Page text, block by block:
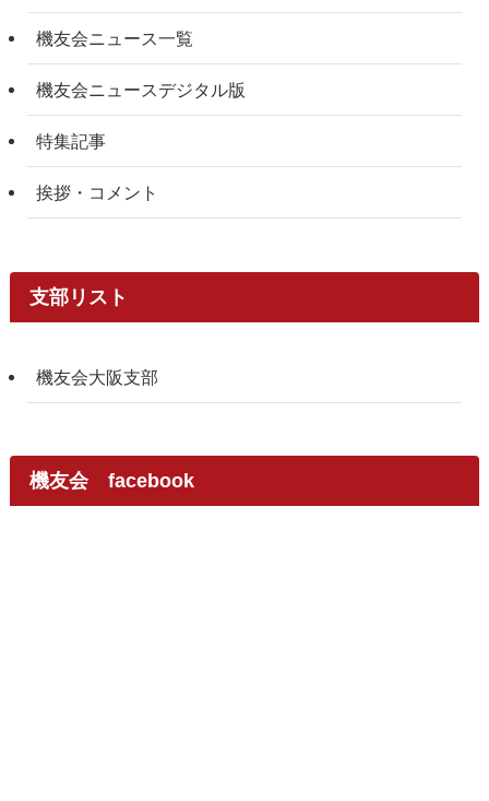
機友会ニュース一覧
機友会ニュースデジタル版
特集記事
挨拶・コメント
支部リスト
機友会大阪支部
機友会 facebook